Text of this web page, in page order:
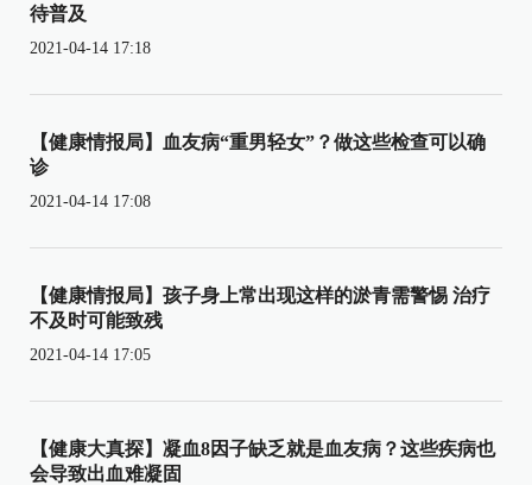
待普及
2021-04-14 17:18
【健康情报局】血友病“重男轻女”？做这些检查可以确
诊
2021-04-14 17:08
【健康情报局】孩子身上常出现这样的淤青需警惕 治疗
不及时可能致残
2021-04-14 17:05
【健康大真探】凝血8因子缺乏就是血友病？这些疾病也
会导致出血难凝固